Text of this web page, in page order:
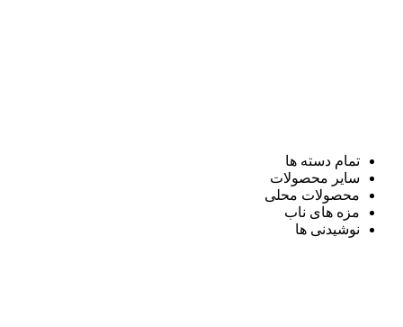
تمام دسته ها
سایر محصولات
محصولات محلی
مزه های ناب
نوشیدنی ها